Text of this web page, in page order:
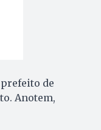
de
Anotem,